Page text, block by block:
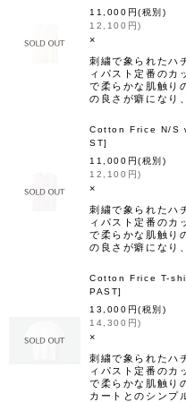
11,000 円(税別)
12,100 円)
×
刺繍で象られたハ
ィパスト定番のカ
で柔らかな肌触り
の良さが癖になり
Cotton Frice N/S
ST]
11,000 円(税別)
12,100 円)
×
刺繍で象られたハ
ィパスト定番のカ
で柔らかな肌触り
の良さが癖になり
Cotton Frice T-
PAST]
13,000 円(税別)
14,300 円)
×
刺繍で象られたハ
ィパスト定番のカ
で柔らかな肌触り
カートとのシンプ